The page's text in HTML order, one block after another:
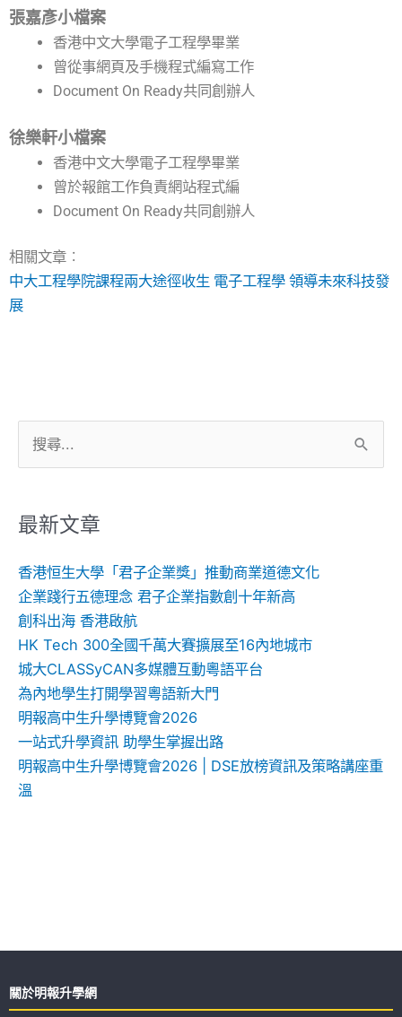
張嘉彥小檔案
香港中文大學電子工程學畢業
曾從事網頁及手機程式編寫工作
Document On Ready共同創辦人
徐樂軒小檔案
香港中文大學電子工程學畢業
曾於報館工作負責網站程式編
Document On Ready共同創辦人
相關文章︰
中大工程學院課程兩大途徑收生 電子工程學 領導未來科技發
展
尋
鍵
最新文章
香港恒生大學「君子企業獎」推動商業道德文化
企業踐行五德理念 君子企業指數創十年新高
創科出海 香港啟航
HK Tech 300全國千萬大賽擴展至16內地城市
城大CLASSyCAN多媒體互動粵語平台
為內地學生打開學習粵語新大門
明報高中生升學博覽會2026
一站式升學資訊 助學生掌握出路
明報高中生升學博覽會2026 | DSE放榜資訊及策略講座重
溫
關於明報升學網